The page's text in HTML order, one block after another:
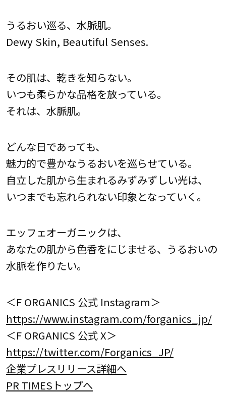
うるおい巡る、水脈肌。
Dewy Skin, Beautiful Senses.
その肌は、乾きを知らない。
いつも柔らかな品格を放っている。
それは、水脈肌。
どんな日であっても、
魅力的で豊かなうるおいを巡らせている。
自立した肌から生まれるみずみずしい光は、
いつまでも忘れられない印象となっていく。
エッフェオーガニックは、
あなたの肌から色香をにじませる、うるおいの
水脈を作りたい。
＜F ORGANICS 公式 Instagram＞
https://www.instagram.com/forganics_jp/
＜F ORGANICS 公式 X＞
https://twitter.com/Forganics_JP/
企業プレスリリース詳細へ
PR TIMESトップへ